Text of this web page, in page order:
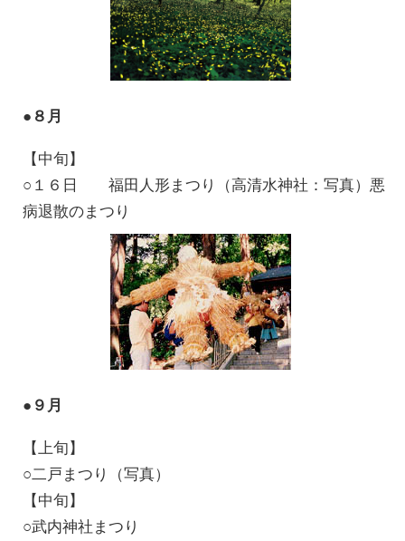
●８月
【中旬】
○１６日 福田人形まつり（高清水神社：写真）悪
病退散のまつり
●９月
【上旬】
○二戸まつり（写真）
【中旬】
○武内神社まつり